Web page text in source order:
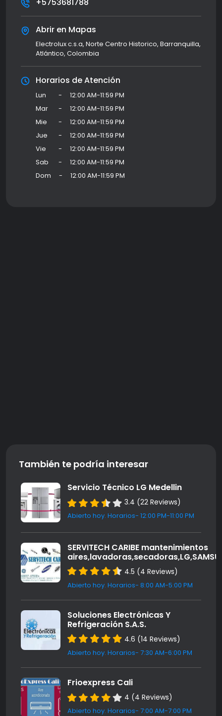
Abrir en Mapas
Electrolux c.s.a, Norte Centro Historico, Barranquilla,
Atlántico, Colombia
Horarios de Atención
Lun -
12:00 AM-11:59 PM
Mar
-
12:00 AM-11:59 PM
Mie
-
12:00 AM-11:59 PM
Jue
-
12:00 AM-11:59 PM
Vie
-
12:00 AM-11:59 PM
Sab
-
12:00 AM-11:59 PM
Dom
- 12:00 AM-11:59 PM
También te podría interesar
Servicio Técnico LG Medellin
3.4 (22 Reviews)
Abierto hoy. Horarios- 12:00 PM-11:00 PM
SERVITECH CARIBE mantenimientos
4.5 (4 Reviews)
Abierto hoy. Horarios- 8:00 AM-5:00 PM
Soluciones Electrónicas Y
Refrigeración S.A.S.
4.6 (14 Reviews)
Abierto hoy. Horarios- 7:30 AM-6:00 PM
Frioexpress Cali
4 (4 Reviews)
Abierto hoy. Horarios- 7:00 AM-7:00 PM